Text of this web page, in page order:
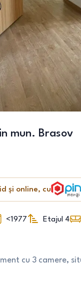
mun. Brasov
și online, cu
<1977 Etajul 4
cu 3 camere,